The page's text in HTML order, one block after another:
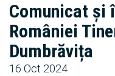
Comunicat și
României
Dumbrăvița
16 Oct 2024